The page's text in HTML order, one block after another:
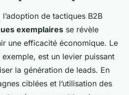
l’adoption de tactiques B2B
exemplaires se révèle
une efficacité économique. Le
est un levier puissant
la génération de leads. En
ciblées et l’utilisation des